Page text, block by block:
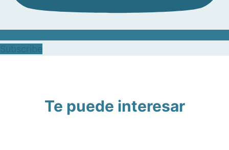
Te puede interesar